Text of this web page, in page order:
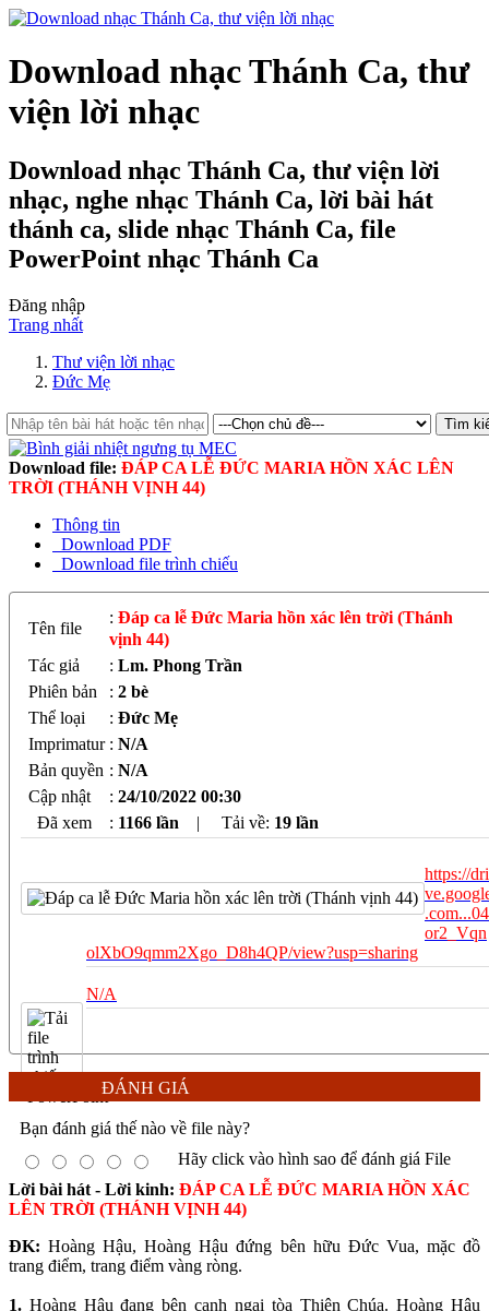
Download nhạc Thánh Ca, thư
viện lời nhạc
Download nhạc Thánh Ca, thư viện lời
nhạc, nghe nhạc Thánh Ca, lời bài hát
thánh ca, slide nhạc Thánh Ca, file
PowerPoint nhạc Thánh Ca
Đăng nhập
Trang nhất
Thư viện lời nhạc
Đức Mẹ
Download file: ĐÁP CA LỄ ĐỨC MARIA HỒN XÁC LÊN
TRỜI (THÁNH VỊNH 44)
Thông tin
Download PDF
Download file trình chiếu
Tên file
: Đáp ca lễ Đức Maria hồn xác lên trời (Thánh
vịnh 44)
Tác giả
: Lm. Phong Trần
Phiên bản
: 2 bè
Thể loại
: Đức Mẹ
Imprimatur : N/A
Bản quyền : N/A
Cập nhật
: 24/10/2022 00:30
Đã xem
: 1166 lần | Tải về: 19 lần
https://dri
.com...04
or2_Vqn
olXbO9qmm2Xgo_D8h4QP/view?usp=sharing
N/A
ĐÁNH GIÁ
Bạn đánh giá thế nào về file này?
Hãy click vào hình sao để đánh giá File
Lời bài hát - Lời kinh: ĐÁP CA LỄ ĐỨC MARIA HỒN XÁC
LÊN TRỜI (THÁNH VỊNH 44)
ĐK: Hoàng Hậu, Hoàng Hậu đứng bên hữu Đức Vua, mặc đồ
trang điểm, trang điểm vàng ròng.
1. Hoàng Hậu đang bên cạnh ngai tòa Thiên Chúa. Hoàng Hậu